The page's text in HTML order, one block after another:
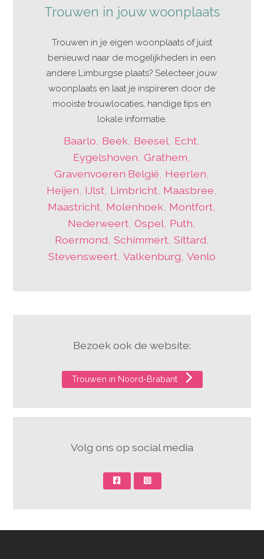
Trouwen in jouw woonplaats
Trouwen in je eigen woonplaats of juist
benieuwd naar de mogelijkheden in een
andere Limburgse plaats? Selecteer jouw
woonplaats en laat je inspireren door de
mooiste trouwlocaties, handige tips en
lokale informatie.
Baarlo Beek Beesel Echt
Eygelshoven ,Grathem
Gravenvoeren België Heerlen
Heijen IJlst Limbricht Maasbree
Maastricht Molenhoek Montfort
Nederweert ,Ospel Puth
Roermond Schimmert, Sittard
Stevensweert, Valkenburg Venlo
Bezoek ook de website:
Trouwen in Noord-Brabant
Volg ons op social media